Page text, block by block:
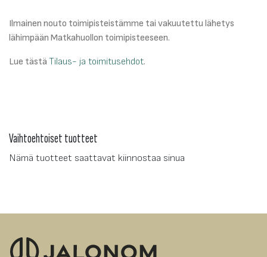
Ilmainen nouto toimipisteistämme tai vakuutettu lähetys
lähimpään Matkahuollon toimipisteeseen.
Lue tästä Tilaus- ja toimitusehdot.
Vaihtoehtoiset tuotteet
Nämä tuotteet saattavat kiinnostaa sinua